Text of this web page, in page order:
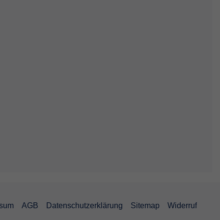
AGB Datenschutzerklärung Sitemap Widerruf